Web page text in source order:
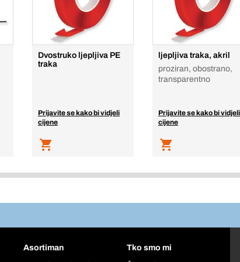
Dvostruko ljepljiva PE
traka
Prijavite se kako bi vidjeli
cijene
ljepljiva traka, akril
proziran, obostrano,
transparentno
Prijavite se kako bi vidjeli
cijene
Asortiman
Tko smo mi